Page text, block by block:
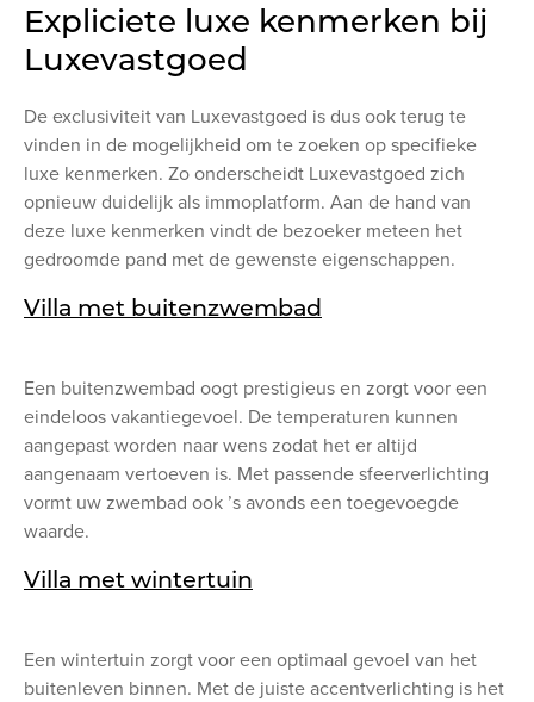
Expliciete luxe kenmerken bij
Luxevastgoed
De exclusiviteit van Luxevastgoed is dus ook terug te
vinden in de mogelijkheid om te zoeken op specifieke
luxe kenmerken. Zo onderscheidt Luxevastgoed zich
opnieuw duidelijk als immoplatform. Aan de hand van
deze luxe kenmerken vindt de bezoeker meteen het
gedroomde pand met de gewenste eigenschappen.
Villa met buitenzwembad
Een buitenzwembad oogt prestigieus en zorgt voor een
eindeloos vakantiegevoel. De temperaturen kunnen
aangepast worden naar wens zodat het er altijd
aangenaam vertoeven is. Met passende sfeerverlichting
vormt uw zwembad ook ’s avonds een toegevoegde
waarde.
Villa met wintertuin
Een wintertuin zorgt voor een optimaal gevoel van het
buitenleven binnen. Met de juiste accentverlichting is het